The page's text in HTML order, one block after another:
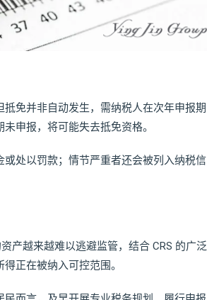
免并非自动发生，需纳税人在次年申报期
申报，将可能失去抵免资格。
处以罚款；情节严重者还会被列入纳税信
产越来越难以逃避监管，结合 CRS 的广泛
正在被纳入可控范围。